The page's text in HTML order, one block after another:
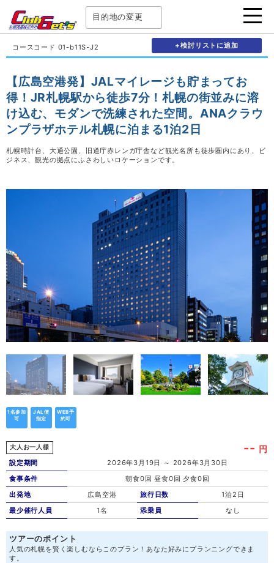
目的地の変更
コースコード 01-b11S-J2 +検討リストに追加
【広島空港発】JALマイレージも貯まってお
得！JR札幌駅から徒歩7分！札幌の街並みに溶
け込む、モダンで洗練された空間。ANAクラウ
ンプラザホテル札幌に泊まる1泊2日
札幌時計台、大通公園、旧道庁赤レンガ庁舎など観光名所も徒歩圏内にあり、ビ
ジネス、観光の拠点にふさわしいロケーションです。
1名参加
可
JAL便
指定
WEB予
約可
大人お一人様 -- 円
設定期間
2026年3月19日 ～ 2026年3月30日
食事条件
朝食0回 昼食0回 夕食0回
出発地
広島空港
最少催行人員
1名
旅行日数
1泊2日
添乗員
なし
ツアーのポイント
人気の札幌を賢く楽しむならこのプラン！あなた好みにプランニングできま
す。